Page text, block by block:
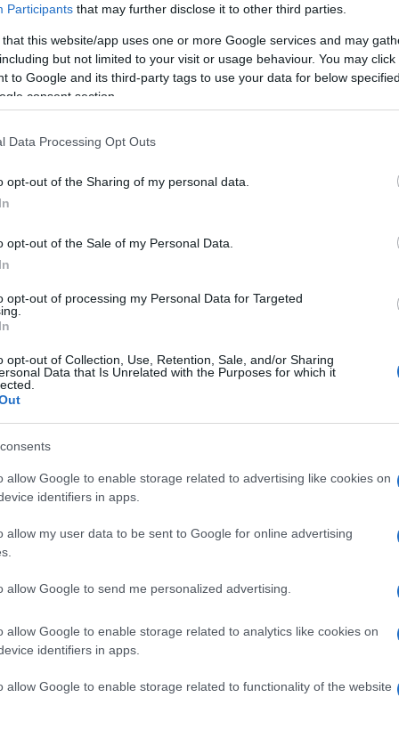
Participants that may further disclose it to other third parties.
that this website/app uses one or more Google services and may
but not limited to your visit or usage behaviour. You may
to Google and its third-party tags to use your data for below
consent section.
Data Processing Opt Outs
opt-out of the Sharing of my personal data.
opt-out of the Sale of my Personal Data.
opt-out of processing my Personal Data for Targeted
opt-out of Collection, Use, Retention, Sale, and/or Sharing
Data that Is Unrelated with the Purposes for which it
allow Google to enable storage related to advertising like cookies on
identifiers in apps.
allow my user data to be sent to Google for online advertising
allow Google to send me personalized advertising.
allow Google to enable storage related to analytics like cookies on
identifiers in apps.
allow Google to enable storage related to functionality of the website
igrale 14.aprila, ko se bodo doma pomerile z
kazensko odgovoren za javno spodbujanje sovraštva, nasilja ali
vsebinami bodo odstranjeni. Pravila komentiranja →